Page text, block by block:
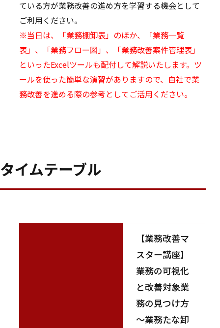
ている方が業務改善の進め方を学習する機会として
ご利用ください。
※当日は、「業務棚卸表」のほか、「業務一覧
表」、「業務フロー図」、「業務改善案件管理表」
といったExcelツールも配付して解説いたします。ツ
ールを使った簡単な演習がありますので、自社で業
務改善を進める際の参考としてご活用ください。
タイムテーブル
【業務改善マ
スター講座】
業務の可視化
と改善対象業
務の見つけ方
～業務たな卸